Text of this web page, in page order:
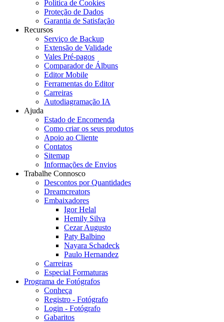
Politica de Cookies
Proteção de Dados
Garantia de Satisfação
Recursos
Serviço de Backup
Extensão de Validade
Vales Pré-pagos
Comparador de Álbuns
Editor Mobile
Ferramentas do Editor
Carreiras
Autodiagramação IA
Ajuda
Estado de Encomenda
Como criar os seus produtos
Apoio ao Cliente
Contatos
Sitemap
Informações de Envios
Trabalhe Connosco
Descontos por Quantidades
Dreamcreators
Embaixadores
Igor Helal
Hemily Silva
Cezar Augusto
Paty Balbino
Nayara Schadeck
Paulo Hernandez
Carreiras
Especial Formaturas
Programa de Fotógrafos
Conheça
Registro - Fotógrafo
Login - Fotógrafo
Gabaritos